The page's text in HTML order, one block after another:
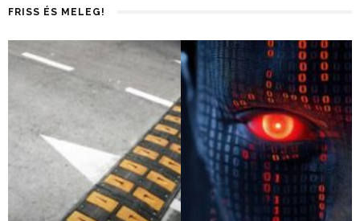
FRISS ÉS MELEG!